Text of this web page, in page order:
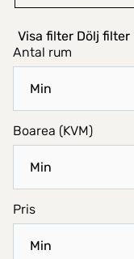
Visa filter Dölj filter
Antal rum
Boarea (KVM)
Pris